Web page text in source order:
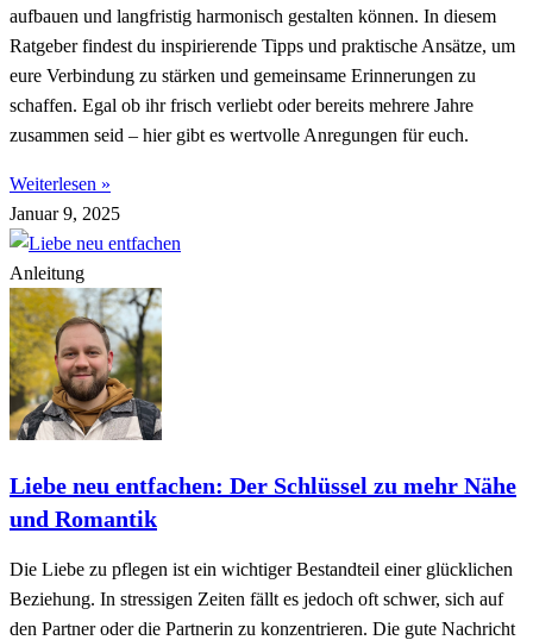
aufbauen und langfristig harmonisch gestalten können. In diesem
Ratgeber findest du inspirierende Tipps und praktische Ansätze, um
eure Verbindung zu stärken und gemeinsame Erinnerungen zu
schaffen. Egal ob ihr frisch verliebt oder bereits mehrere Jahre
zusammen seid – hier gibt es wertvolle Anregungen für euch.
Weiterlesen »
Januar 9, 2025
Anleitung
Liebe neu entfachen: Der Schlüssel zu mehr Nähe
und Romantik
Die Liebe zu pflegen ist ein wichtiger Bestandteil einer glücklichen
Beziehung. In stressigen Zeiten fällt es jedoch oft schwer, sich auf
den Partner oder die Partnerin zu konzentrieren. Die gute Nachricht